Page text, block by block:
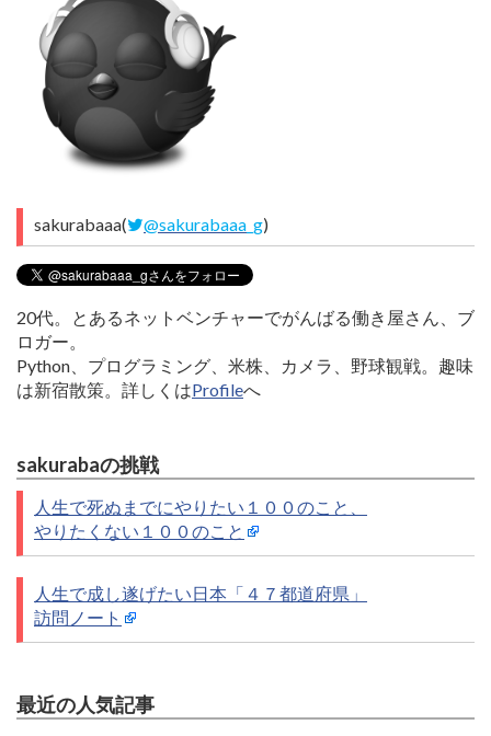
sakurabaaa( @sakurabaaa_g)
20代。とあるネットベンチャーでがんばる働き屋さん、ブ
ロガー。
Python、プログラミング、米株、カメラ、野球観戦。趣味
は新宿散策。詳しくはProfileへ
sakurabaの挑戦
人生で死ぬまでにやりたい１００のこと、
やりたくない１００のこと
人生で成し遂げたい日本「４７都道府県」
訪問ノート
最近の人気記事